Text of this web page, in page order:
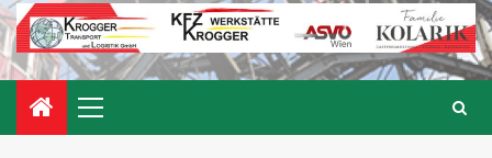
Primary
Menu